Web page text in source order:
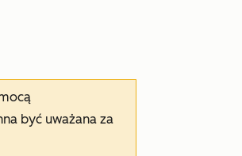
być uważana za